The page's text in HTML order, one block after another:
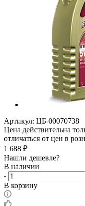
Артикул: ЦБ-00070738
Цена действительна
отличаться от цен в
1 688 ₽
Нашли дешевле?
В наличии
-
В корзину